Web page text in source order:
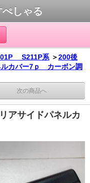
しゃる
S211P系 ＞200後
カバー7ｐ カーボン調
次の商品へ
サイドパネルカ